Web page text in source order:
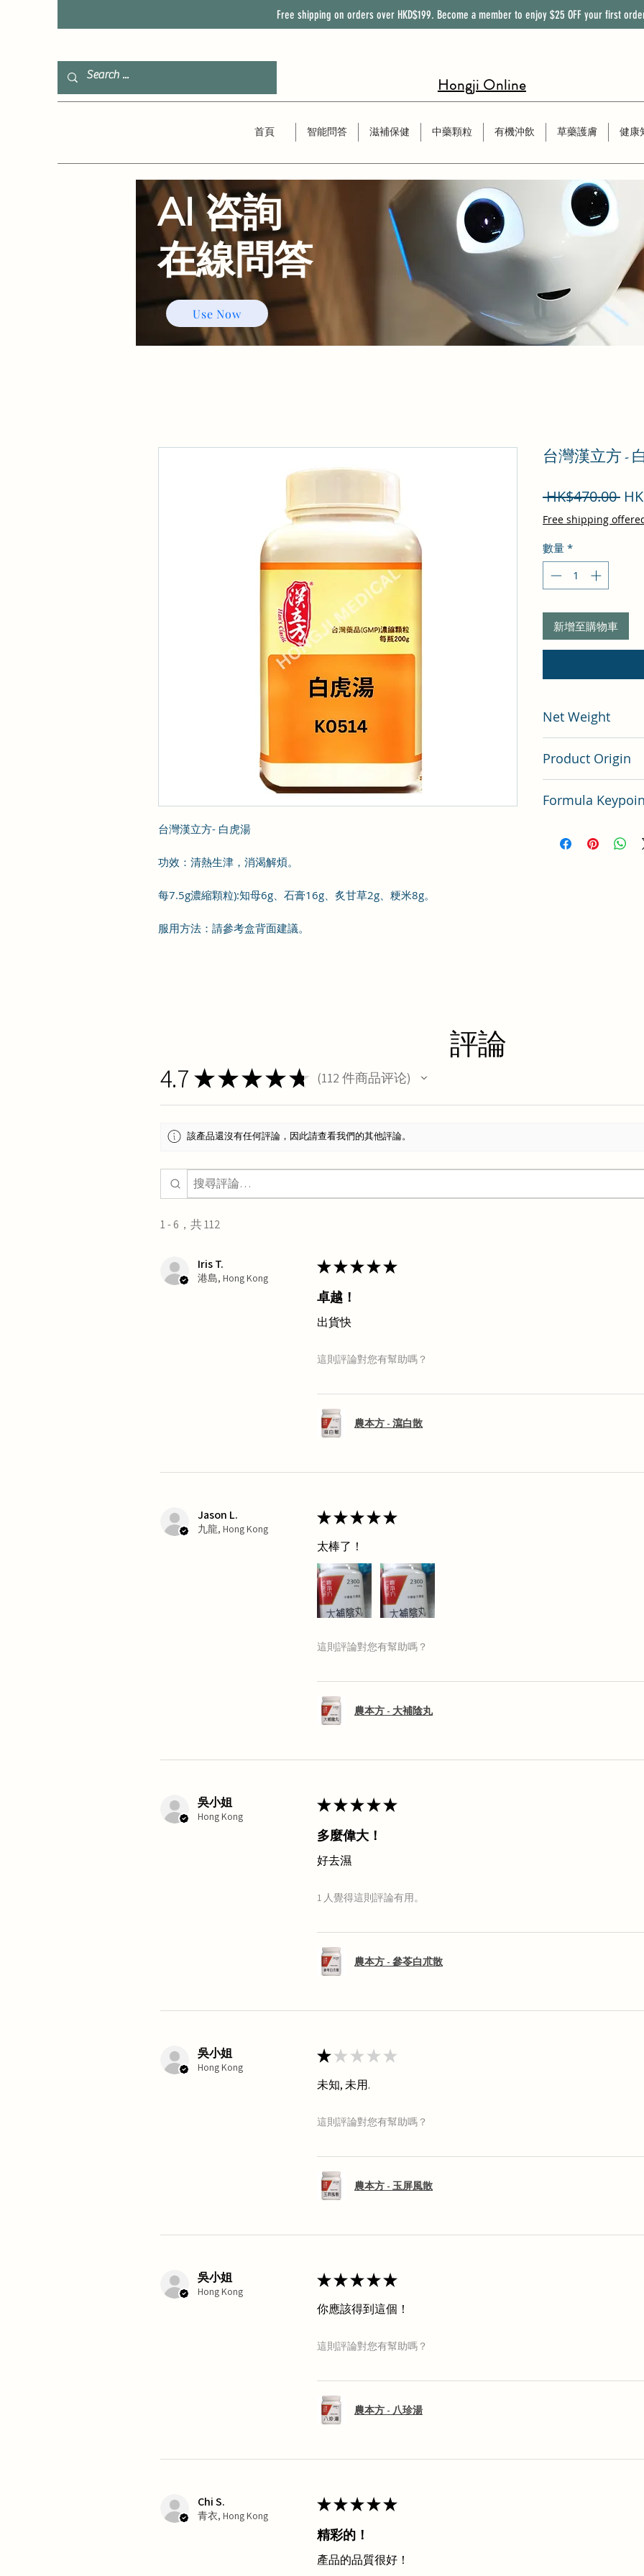
Free shipping on orders over HKD$199. Become a member to enjoy $25 OFF your first
Hongji Online
首頁 智能問答 滋補保健 中藥顆粒 有機沖飲 草藥護膚 健康
台灣漢立方- 白虎湯
功效：清熱生津，消渴解煩。
每7.5g濃縮顆粒):知母6g、石膏16g、炙甘草2g、粳米8g。
服用方法：請參考盒背面建議。
台灣漢立方 -
HK$470.00 一
般
Free shipping
數量 *
新增至購物車
Net Weight
Product Origin
Formula
評論
4.7 ★★★★★ 112 件商品评论
112
該產品還沒有任何評論，因此請查看我們的其他評論。
1 - 6，共 112
Iris T.
港島, Hong Kong
★★★★★
卓越！
出貨快
這則評論對您有幫助嗎？
農本方 - 瀉白散
Jason L.
九龍, Hong Kong
★★★★★
太棒了！
這則評論對您有幫助嗎？
農本方 - 大補陰丸
吳小姐
Hong Kong
★★★★★
多麼偉大！
好去濕
1 人覺得這則評論有用。
農本方 - 參苓白朮散
吳小姐
Hong Kong
★★★★★
未知, 未用.
這則評論對您有幫助嗎？
農本方 - 玉屏風散
吳小姐
Hong Kong
★★★★★
你應該得到這個！
這則評論對您有幫助嗎？
農本方 - 八珍湯
Chi S.
青衣, Hong Kong
★★★★★
精彩的！
產品的品質很好！
Use Now
AI 咨詢
​在線問答